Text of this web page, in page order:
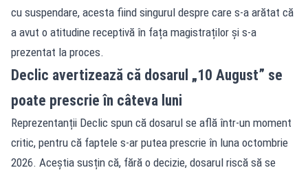
cu suspendare, acesta fiind singurul despre care s-a arătat că
a avut o atitudine receptivă în fața magistraților și s-a
prezentat la proces.
Declic avertizează că dosarul „10 August” se
poate prescrie în câteva luni
Reprezentanții Declic spun că dosarul se află într-un moment
critic, pentru că faptele s-ar putea prescrie în luna octombrie
2026. Aceștia susțin că, fără o decizie, dosarul riscă să se